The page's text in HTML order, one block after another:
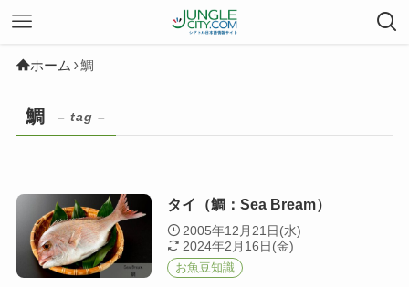
ホーム 鯛
鯛 – tag –
タイ（鯛：Sea Bream）
2005年12月21日(水)
2024年2月16日(金)
お魚豆知識